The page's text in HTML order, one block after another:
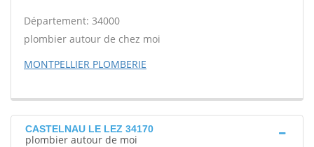
Département: 34000
plombier autour de chez moi
MONTPELLIER PLOMBERIE
CASTELNAU LE LEZ 34170
plombier autour de moi